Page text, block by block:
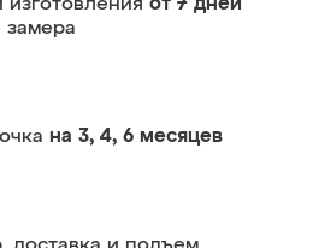
изготовления от 7 дней
замера
на 3, 4, 6 месяцев